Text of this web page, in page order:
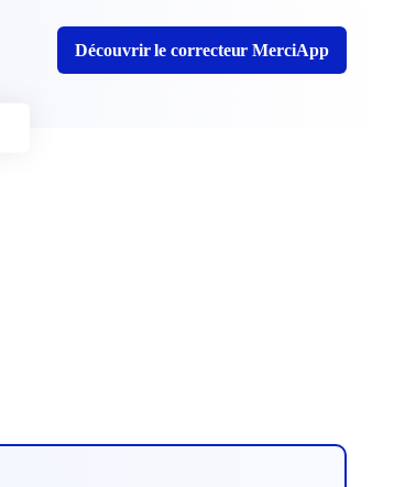
Découvrir le correcteur MerciApp